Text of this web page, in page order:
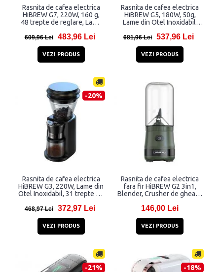
Rasnita de cafea electrica
HiBREW G7, 220W, 160 g,
48 trepte de reglare, Lame
609,96 Lei 483,96 Lei
VEZI PRODUS
Rasnita de cafea electrica
HiBREW G5, 180W, 50g,
Lame din Otel Inoxidabil,
681,96 Lei 537,96 Lei
VEZI PRODUS
-20%
Rasnita de cafea electrica
HiBREW G3, 220W, Lame din
Otel Inoxidabil, 31 trepte de
468,97 Lei 372,97 Lei
VEZI PRODUS
Rasnita de cafea electrica
fara fir HiBREW G2 3in1,
Blender, Crusher de gheata,
Lame din Otel Inoxidabil,
Negru
146,00 Lei
VEZI PRODUS
-21% -18%